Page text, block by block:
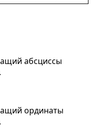
абсциссы
ординаты